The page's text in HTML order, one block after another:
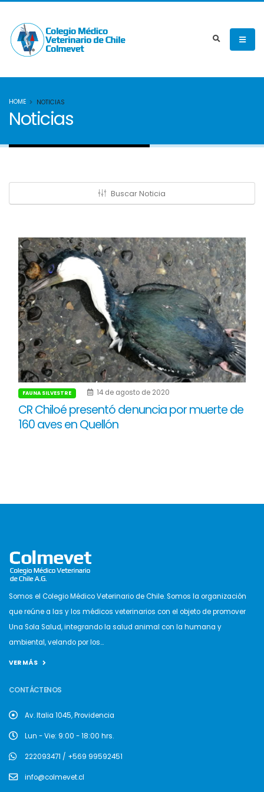
HOME NOTICIAS
Noticias
Buscar Noticia
FAUNA SILVESTRE 14 de agosto de 2020
CR Chiloé presentó denuncia por muerte de
160 aves en Quellón
Somos el Colegio Médico Veterinario de Chile. Somos la organización
que reúne a las y los médicos veterinarios con el objeto de promover
Una Sola Salud, integrando la salud animal con la humana y
ambiental, velando por los...
VER MÁS
CONTÁCTENOS
Av. Italia 1045, Providencia
Lun - Vie: 9:00 - 18:00 hrs.
222093471 / +569 99592451
info@colmevet.cl